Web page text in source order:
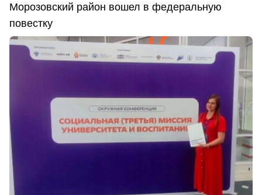
Морозовский район вошел в федеральную
повестку